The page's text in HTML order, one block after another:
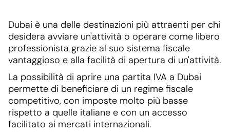
Dubai è una delle destinazioni più attraenti per chi
desidera avviare un'attività o operare come libero
professionista grazie al suo sistema fiscale
vantaggioso e alla facilità di apertura di un'attività.
La possibilità di aprire una partita IVA a Dubai
permette di beneficiare di un regime fiscale
competitivo, con imposte molto più basse
rispetto a quelle italiane e con un accesso
facilitato ai mercati internazionali.